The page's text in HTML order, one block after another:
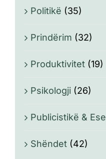
Politikë (35)
Prindërim (32)
Produktivitet (19)
Psikologji (26)
Publicistikë & Ese
Shëndet (42)